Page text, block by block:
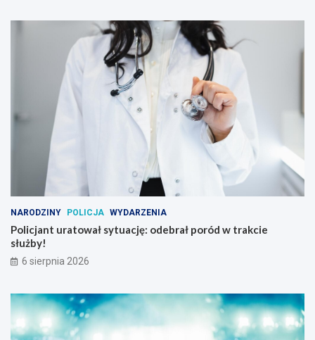
NARODZINY POLICJA WYDARZENIA
Policjant uratował sytuację: odebrał poród w trakcie
służby!
6 sierpnia 2026